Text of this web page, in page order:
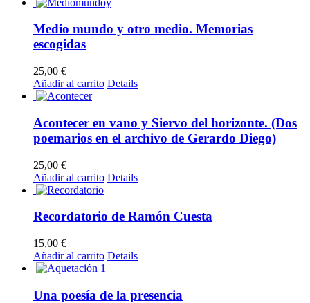
Medio mundo y otro medio. Memorias
escogidas
25,00 €
Añadir al carrito Details
Acontecer en vano y Siervo del horizonte. (Dos
poemarios en el archivo de Gerardo Diego)
25,00 €
Añadir al carrito Details
Recordatorio de Ramón Cuesta
15,00 €
Añadir al carrito Details
Una poesía de la presencia